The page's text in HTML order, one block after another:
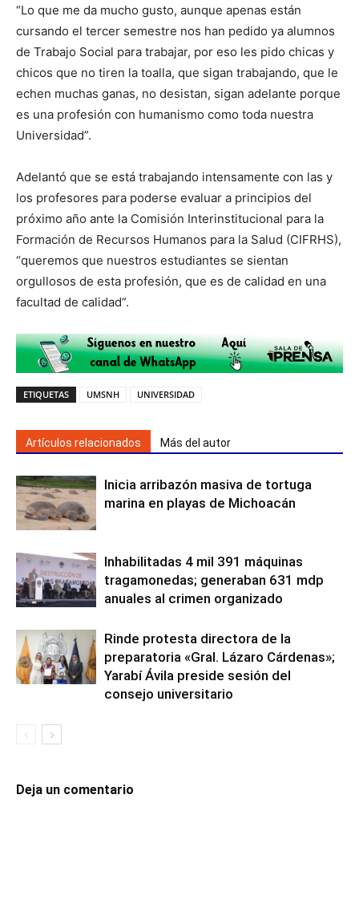
“Lo que me da mucho gusto, aunque apenas están
cursando el tercer semestre nos han pedido ya alumnos
de Trabajo Social para trabajar, por eso les pido chicas y
chicos que no tiren la toalla, que sigan trabajando, que le
echen muchas ganas, no desistan, sigan adelante porque
es una profesión con humanismo como toda nuestra
Universidad”.
Adelantó que se está trabajando intensamente con las y
los profesores para poderse evaluar a principios del
próximo año ante la Comisión Interinstitucional para la
Formación de Recursos Humanos para la Salud (CIFRHS),
“queremos que nuestros estudiantes se sientan
orgullosos de esta profesión, que es de calidad en una
facultad de calidad”.
ETIQUETAS UMSNH UNIVERSIDAD
Artículos relacionados Más del autor
Inicia arribazón masiva de tortuga
marina en playas de Michoacán
Inhabilitadas 4 mil 391 máquinas
tragamonedas; generaban 631 mdp
anuales al crimen organizado
Rinde protesta directora de la
preparatoria «Gral. Lázaro Cárdenas»;
Yarabí Ávila preside sesión del
consejo universitario
Deja un comentario